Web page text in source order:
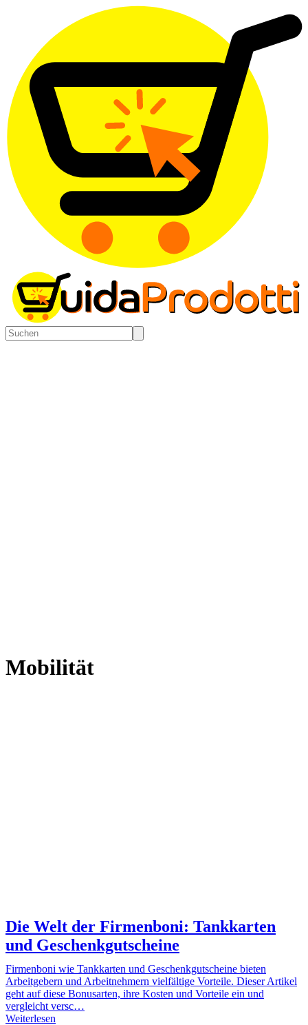
Mobilität
Die Welt der Firmenboni: Tankkarten
und Geschenkgutscheine
Firmenboni wie Tankkarten und Geschenkgutscheine bieten
Arbeitgebern und Arbeitnehmern vielfältige Vorteile. Dieser Artikel
geht auf diese Bonusarten, ihre Kosten und Vorteile ein und
vergleicht versc…
Weiterlesen